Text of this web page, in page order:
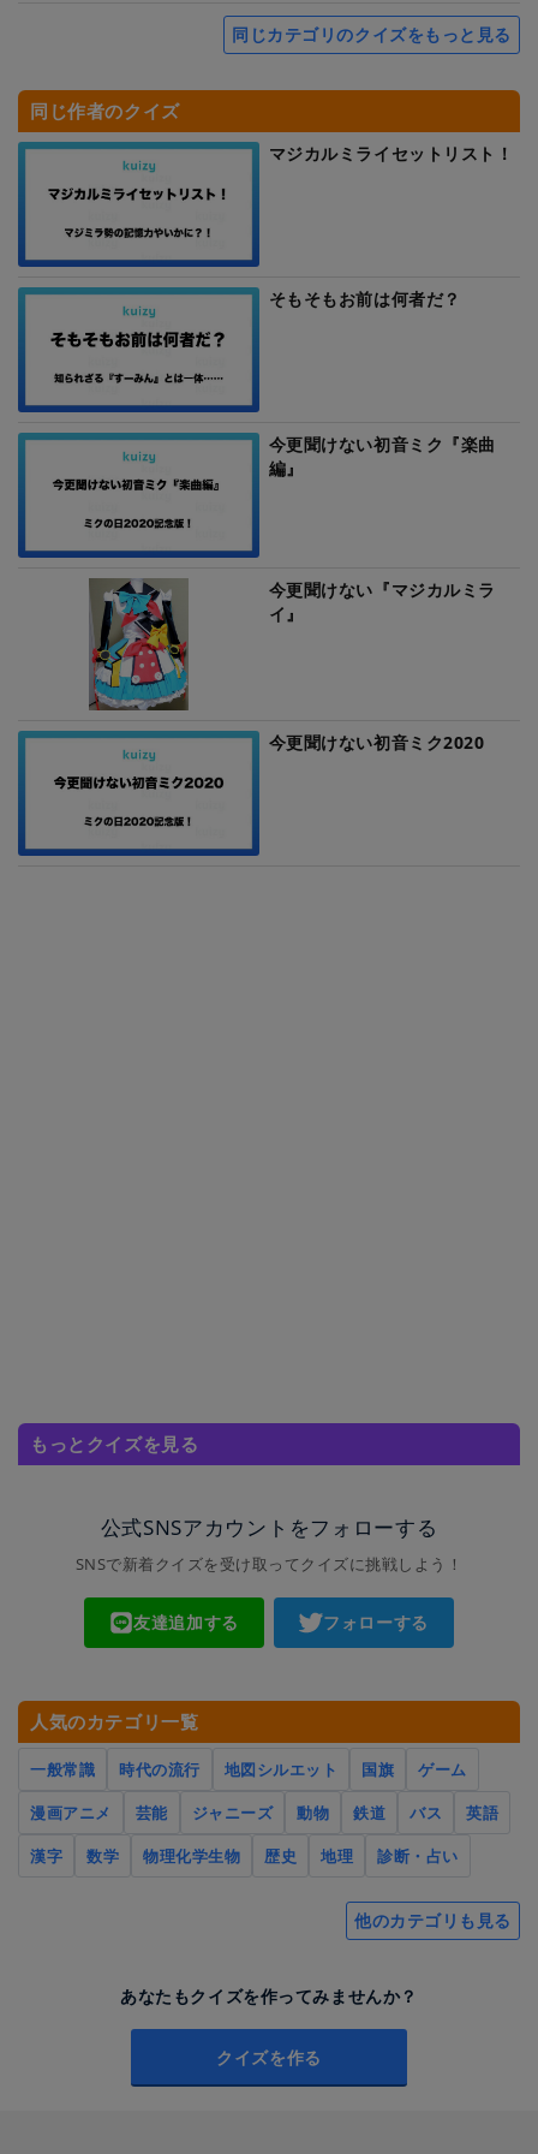
同じカテゴリのクイズをもっと見る
同じ作者のクイズ
マジカルミライセットリスト！
そもそもお前は何者だ？
今更聞けない初音ミク『楽曲
編』
今更聞けない『マジカルミラ
イ』
今更聞けない初音ミク2020
もっとクイズを見る
公式SNSアカウントをフォローする
SNSで新着クイズを受け取ってクイズに挑戦しよう！
友達追加する フォローする
人気のカテゴリ一覧
一般常識 時代の流行 地図シルエット 国旗
ゲーム
漫画アニメ
芸能 ジャニーズ 動物 鉄道 バス
英語
漢字
数学 物理化学生物 歴史 地理 診断・占い
他のカテゴリも見る
あなたもクイズを作ってみませんか？
クイズを作る